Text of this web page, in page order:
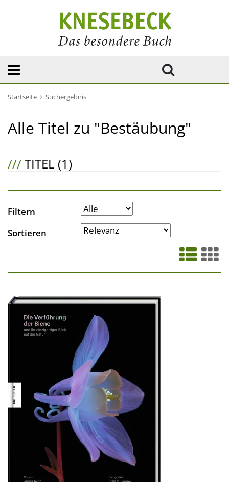
Startseite Suchergebnis
Alle Titel zu "Bestäubung"
///TITEL (1)
Filtern
Sortieren